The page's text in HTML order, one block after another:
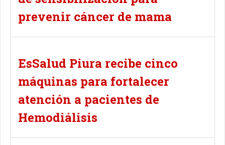
prevenir cáncer de mama
EsSalud Piura recibe cinco
máquinas para fortalecer
atención a pacientes de
Hemodiálisis